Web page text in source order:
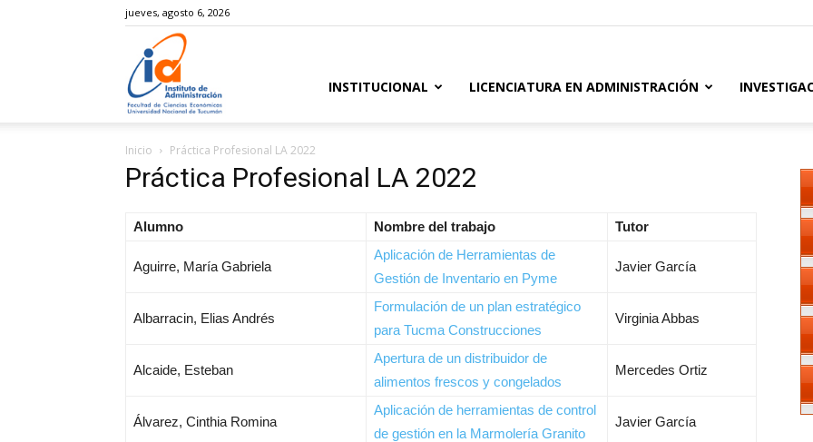
jueves, agosto 6, 2026
de
Administración
INSTITUCIONAL LICENCIATURA EN ADMINISTRACIÓN
Inicio Práctica Profesional LA 2022
Práctica Profesional LA 2022
Alumno Nombre del trabajo Tutor
Aguirre, María Gabriela
Aplicación de Herramientas de
Gestión de Inventario en Pyme
Javier García
Albarracin, Elias Andrés
Formulación de un plan estratégico
para Tucma Construcciones
Virginia Abbas
Alcaide, Esteban
Apertura de un distribuidor de
alimentos frescos y congelados
Mercedes Ortiz
Álvarez, Cinthia Romina
Aplicación de herramientas de control
de gestión en la Marmolería Granito
Javier García